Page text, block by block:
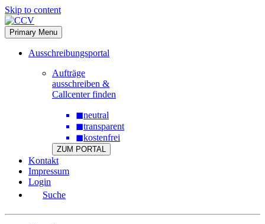
Skip to content
Primary Menu
Ausschreibungsportal
Aufträge
ausschreiben &
Callcenter finden
◼neutral
◼transparent
◼kostenfrei
ZUM PORTAL
Kontakt
Impressum
Login
Suche